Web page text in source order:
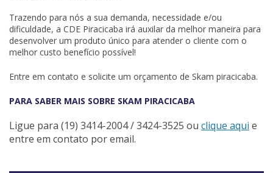
Trazendo para nós a sua demanda, necessidade e/ou
dificuldade, a CDE Piracicaba irá auxilar da melhor maneira para
desenvolver um produto único para atender o cliente com o
melhor custo benefício possível!
Entre em contato e solicite um orçamento de Skam piracicaba.
PARA SABER MAIS SOBRE SKAM PIRACICABA
Ligue para (19) 3414-2004 / 3424-3525 ou clique aqui e
entre em contato por email.